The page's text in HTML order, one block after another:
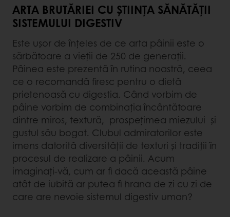
ARTA BRUTĂRIEI CU ȘTIINȚA SĂNĂTĂȚII
SISTEMULUI DIGESTIV
Este ușor de înțeles de ce arta pâinii este o
sărbătoare a vieții de 250 de generații.
Pâinea este prezentă în rutina noastră, ceea
ce o recomandă firesc pentru o dietă
prietenoasă cu digestia. Când vorbim de
pâine vorbim de combinația încântătoare
dintre miros, textură, prospețimea miezului și
gustul său bogat. Clubul admiratorilor este
imens datorită diversității de texturi și tradiții în
procesul de realizare a pâinii. Acum
imaginați-vă, cum ar fi dacă această pâine
atât de iubită ar putea fi hrana de zi cu zi de
care are nevoie sistemul digestiv uman?